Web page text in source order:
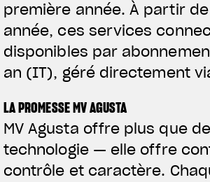
première année. À partir
année, ces services
disponibles par
an (IT), géré directement
LA PROMESSE MV AGUSTA
MV Agusta offre plus que
technologie — elle offre
contrôle et caractère.